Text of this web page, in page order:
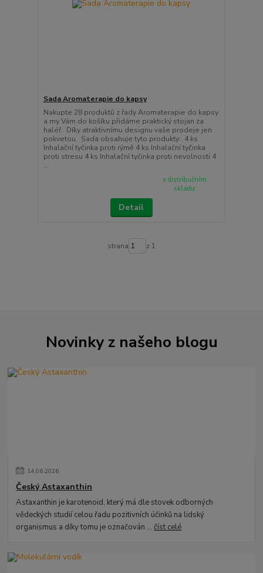
Sada Aromaterapie do kapsy
Nakupte 28 produktů z řady Aromaterapie do kapsy
a my Vám do košíku přidáme praktický stojan za
haléř. Díky atraktivnímu designu vaše prodeje jen
pokvetou. Sada obsahuje tyto produkty: 4 ks
Inhalační tyčinka proti rýmě 4 ks Inhalační tyčinka
proti stresu 4 ks Inhalační tyčinka proti nevolnosti 4
...
v distribučním
skladu
Detail
strana z 1
Novinky z našeho blogu
14.06.2026
Český Astaxanthin
Astaxanthin je karotenoid, který má dle stovek odborných
vědeckých studií celou řadu pozitivních účinků na lidský
organismus a díky tomu je označován ...číst celé